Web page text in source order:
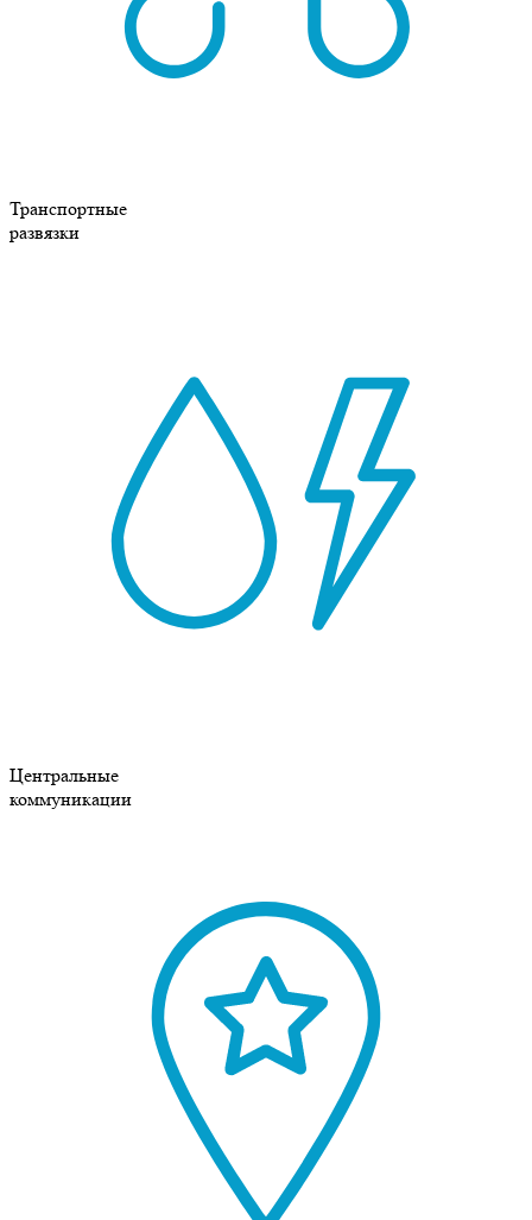
Транспортные
развязки
Центральные
коммуникации